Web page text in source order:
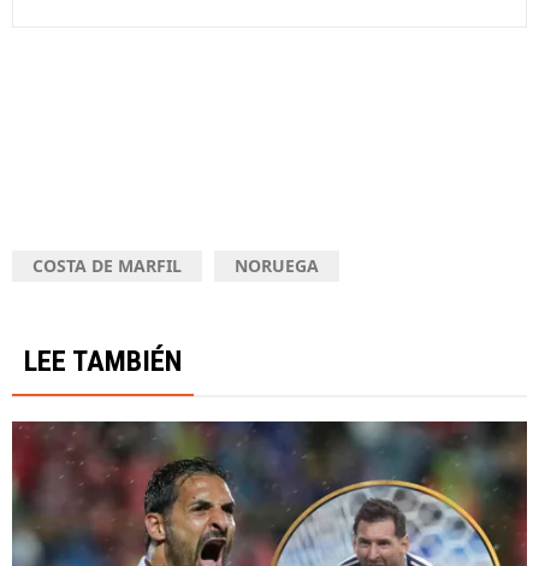
COSTA DE MARFIL NORUEGA
LEE TAMBIÉN